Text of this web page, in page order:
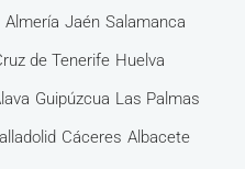
Almería Jaén Salamanca
de Tenerife Huelva
Guipúzcua Las Palmas
Cáceres Albacete